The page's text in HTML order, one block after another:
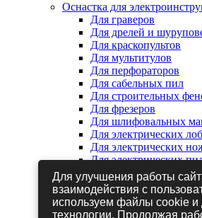
Оснастка для
Для граверов
Для дрелей и
Для краскопультов
Для мультитулов
Для перфораторов
Для сабельных пил
Для строительных
Для фрезеров
Для шлифовальных
Для электрических
Для электрических
Для электрических
Для электрических
Пневмоинструмент
Для улучшения работы
взаимодействия с
используем файлы cookie и
технологии. Продолжая